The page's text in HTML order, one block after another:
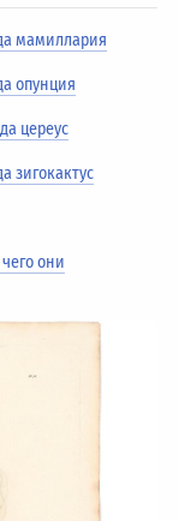
мамиллария
опунция
цереус
зигокактус
они